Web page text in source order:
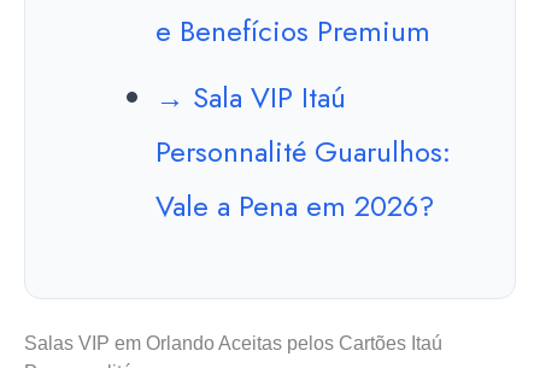
e Benefícios Premium
→ Sala VIP Itaú
Personnalité Guarulhos:
Vale a Pena em 2026?
Salas VIP em Orlando Aceitas pelos Cartões Itaú